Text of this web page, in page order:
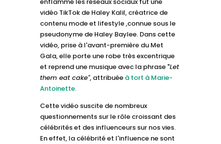
vidéo TikTok de Haley Kalil, créatrice de
contenu mode et lifestyle ,connue sous le
pseudonyme de Haley Baylee. Dans cette
vidéo, prise à l'avant-première du Met
Gala, elle porte une robe très excentrique
et reprend une musique avec la phrase "Let
them eat cake", attribuéeà tort à Marie-
Antoinette.
Cette vidéo suscite de nombreux
questionnements sur le rôle croissant des
célébrités et des influenceurs sur nos vies.
En effet, la célébrité et l'influence ne sont